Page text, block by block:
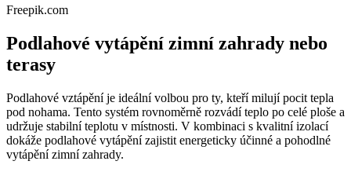
Freepik.com
Podlahové vytápění zimní zahrady nebo
terasy
Podlahové vztápění je ideální volbou pro ty, kteří milují pocit tepla
pod nohama. Tento systém rovnoměrně rozvádí teplo po celé ploše a
udržuje stabilní teplotu v místnosti. V kombinaci s kvalitní izolací
dokáže podlahové vytápění zajistit energeticky účinné a pohodlné
vytápění zimní zahrady.